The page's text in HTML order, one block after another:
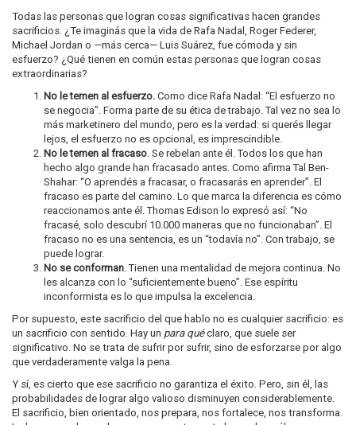
Todas las personas que logran cosas significativas hacen grandes
sacrificios. ¿Te imaginás que la vida de Rafa Nadal, Roger Federer,
Michael Jordan o —más cerca— Luis Suárez, fue cómoda y sin
esfuerzo? ¿Qué tienen en común estas personas que logran cosas
extraordinarias?
No le temen al esfuerzo. Como dice Rafa Nadal: “El esfuerzo no
se negocia”. Forma parte de su ética de trabajo. Tal vez no sea lo
más marketinero del mundo, pero es la verdad: si querés llegar
lejos, el esfuerzo no es opcional, es imprescindible.
No le temen al fracaso. Se rebelan ante él. Todos los que han
hecho algo grande han fracasado antes. Como afirma Tal Ben-
Shahar: “O aprendés a fracasar, o fracasarás en aprender”. El
fracaso es parte del camino. Lo que marca la diferencia es cómo
reaccionamos ante él. Thomas Edison lo expresó así: “No
fracasé, solo descubrí 10.000 maneras que no funcionaban”. El
fracaso no es una sentencia, es un “todavía no”. Con trabajo, se
puede lograr.
No se conforman. Tienen una mentalidad de mejora continua. No
les alcanza con lo “suficientemente bueno”. Ese espíritu
inconformista es lo que impulsa la excelencia.
Por supuesto, este sacrificio del que hablo no es cualquier sacrificio: es
un sacrificio con sentido. Hay un para quéclaro, que suele ser
significativo. No se trata de sufrir por sufrir, sino de esforzarse por algo
que verdaderamente valga la pena.
Y sí, es cierto que ese sacrificio no garantiza el éxito. Pero, sin él, las
probabilidades de lograr algo valioso disminuyen considerablemente.
El sacrificio, bien orientado, nos prepara, nos fortalece, nos transforma.